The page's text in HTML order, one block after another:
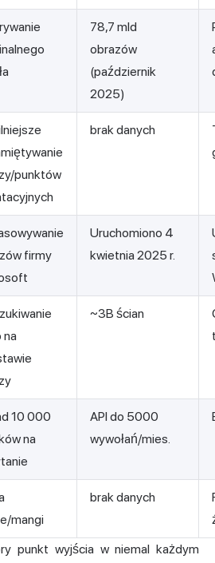
78,7 mld
obrazów
(październik
2025)
punktów
brak danych
firmy
Uruchomiono 4
kwietnia 2025 r.
na
~3B ścian
10 000
na
API do 5000
wywołań/mies.
mangi
brak danych
punkt wyjścia w niemal każdym